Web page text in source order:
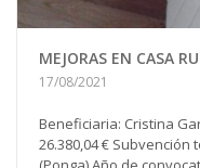
MEJORAS EN CASA
17/08/2021
Beneficiaria: Cristina
26.380,04 € Subvención